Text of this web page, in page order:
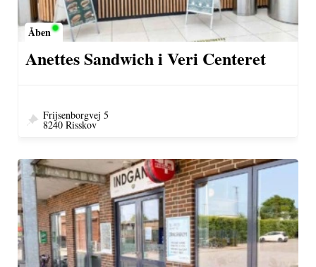
Åben
Anettes Sandwich i Veri Centeret
Frijsenborgvej 5
8240 Risskov